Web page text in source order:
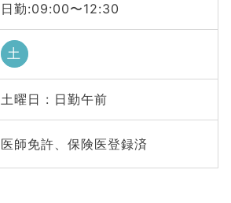
日勤:09:00〜12:30
土
土曜日 : 日勤午前
医師免許、保険医登録済